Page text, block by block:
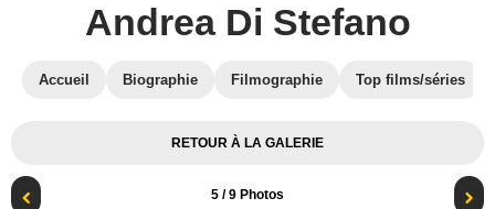
Andrea Di Stefano
Accueil Biographie Filmographie Top films/séries
RETOUR À LA GALERIE
5 / 9 Photos